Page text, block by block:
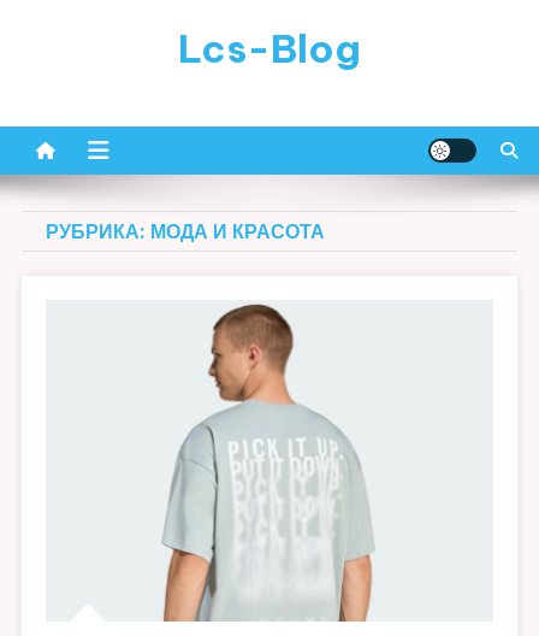
Lcs-Blog
РУБРИКА: МОДА И КРАСОТА